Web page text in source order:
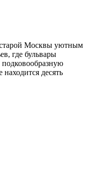
старой Москвы уютным
где бульвары
подковообразную
десять